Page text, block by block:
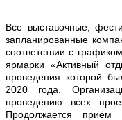
Все выставочные,
запланированные
соответствии с
ярмарки «Активный
проведения которой
2020 года.
проведению всех
Продолжается приём